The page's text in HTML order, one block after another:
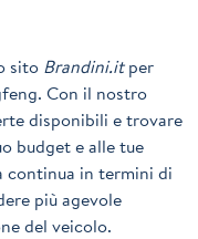
sito Brandini.itper
Con il nostro
disponibili e trovare
budget e alle tue
continua in termini di
più agevole
del veicolo.